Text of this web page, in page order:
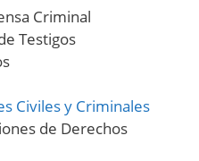
Criminal
Testigos
Civiles y Criminales
de Derechos